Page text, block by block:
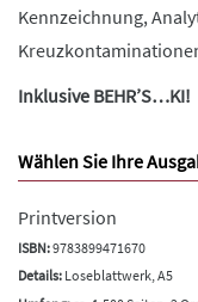
Kennzeichnung,
Inklusive BEHR’S…KI!
Wählen Sie Ihre
Printversion
ISBN:9783899471670
Details: Loseblattwerk, A5